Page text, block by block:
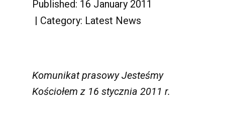
Published: 16 January 2011
Category: Latest News
Komunikat prasowy Jesteśmy
Kościołem z 16 stycznia 2011 r.